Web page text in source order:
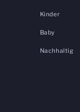
Kinder
Baby
Nachhaltig